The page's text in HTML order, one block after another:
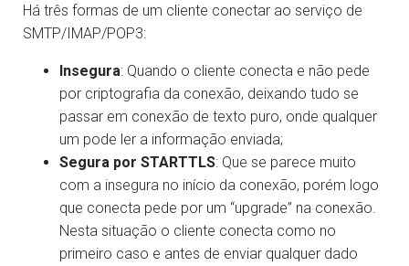
Há três formas de um cliente conectar ao serviço de
SMTP/IMAP/POP3:
Insegura: Quando o cliente conecta e não pede
por criptografia da conexão, deixando tudo se
passar em conexão de texto puro, onde qualquer
um pode ler a informação enviada;
Segura por STARTTLS: Que se parece muito
com a insegura no início da conexão, porém logo
que conecta pede por um “upgrade” na conexão.
Nesta situação o cliente conecta como no
primeiro caso e antes de enviar qualquer dado